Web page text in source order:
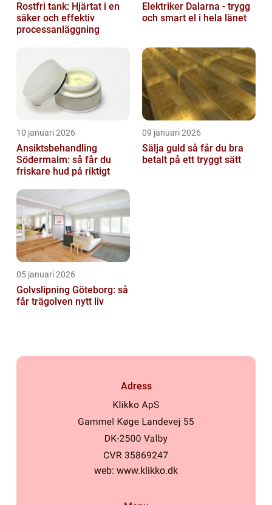
Rostfri tank: Hjärtat i en
säker och effektiv
processanläggning
Elektriker Dalarna - trygg
och smart el i hela länet
10 januari 2026
Ansiktsbehandling
Södermalm: så får du
friskare hud på riktigt
09 januari 2026
Sälja guld så får du bra
betalt på ett tryggt sätt
05 januari 2026
Golvslipning Göteborg: så
får trägolven nytt liv
Adress
web: www.klikko.dk